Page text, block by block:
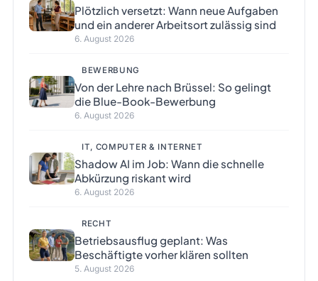
Plötzlich versetzt: Wann neue Aufgaben
und ein anderer Arbeitsort zulässig sind
6. August 2026
BEWERBUNG
Von der Lehre nach Brüssel: So gelingt
die Blue-Book-Bewerbung
6. August 2026
IT, COMPUTER & INTERNET
Shadow AI im Job: Wann die schnelle
Abkürzung riskant wird
6. August 2026
RECHT
Betriebsausflug geplant: Was
Beschäftigte vorher klären sollten
5. August 2026